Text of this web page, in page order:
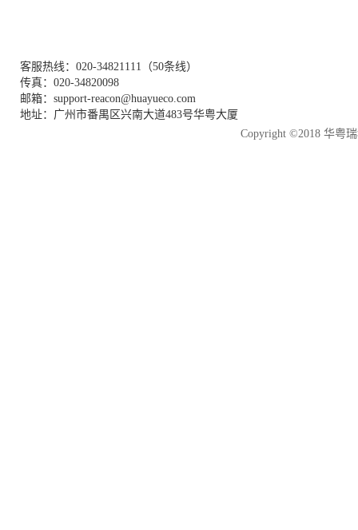
客服热线：020-34821111（50条线）
传真：020-34820098
邮箱：support-reacon@huayueco.com
地址：广州市番禺区兴南大道483号华粤大厦
Copyright ©2018 华粤